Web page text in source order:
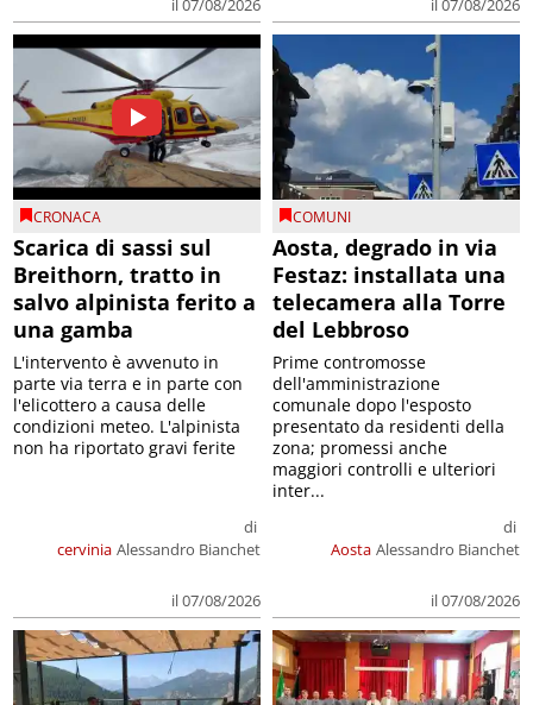
il 07/08/2026 il 07/08/2026
CRONACA
Scarica di sassi sul
Breithorn, tratto in
salvo alpinista ferito a
una gamba
cervinia
di
Alessandro Bianchet
il 07/08/2026
L'intervento è avvenuto in
parte via terra e in parte con
l'elicottero a causa delle
condizioni meteo. L'alpinista
non ha riportato gravi ferite
COMUNI
Aosta, degrado in via
Festaz: installata una
telecamera alla Torre
del Lebbroso
Aosta
di
Alessandro Bianchet
il 07/08/2026
Prime contromosse
dell'amministrazione
comunale dopo l'esposto
presentato da residenti della
zona; promessi anche
maggiori controlli e ulteriori
inter...